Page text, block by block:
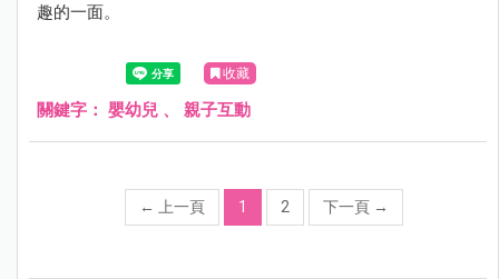
趣的一面。
收藏
關鍵字： 嬰幼兒 、 親子互動
← 上一頁 1 2 下一頁 →